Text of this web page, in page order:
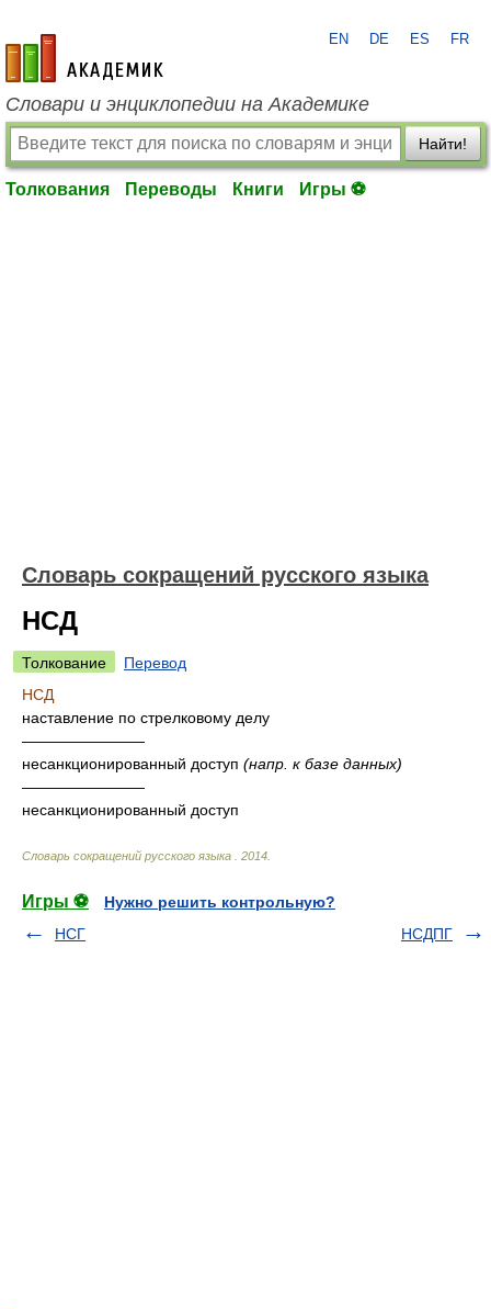
academic.ru
EN DE ES FR
Словари и энциклопедии на Академике
Найти!
Толкования Переводы Книги Игры ⚽
Словарь сокращений русского языка
НСД
Толкование
Перевод
НСД
наставление по стрелковому делу
————————
несанкционированный доступ (напр. к базе данных)
————————
несанкционированный доступ
Словарь сокращений русского языка 2014
Игры ⚽
Нужно решить контрольную?
НСГ
НСДПГ